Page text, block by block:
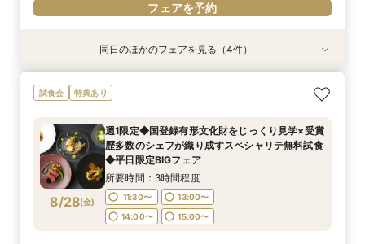
フェアを予約
特典あり
8/24(月
週1限定◆国登録有形文化財をじっくり見学×受賞
歴多数のシェフが織り成すスペシャリテ無料試食
所要時間：3時間程度
11:30〜
13:00〜
14:00〜
15:00〜
フェアを予約
特典あり
8/24(月
【少人数検討の方へ】無料試食付＊少人数婚相談
会【専用個室有】
11:30〜
13:00〜
14:00〜
15:00〜
フェアを予約
特典あり
8/24(月
【初めての見学に】京の景色を一望する！会場見
学×無料試食付きプライベート相談会
11:30〜
13:00〜
14:00〜
15:00〜
フェアを予約
特典あり
8/24(月
【東京開催】関東在住の方必見《フナツル》出張
ご相談会＆お打合せ【式場選び～結婚式の準備・
や新幹線代プレゼントも！
所要時間：3時間程度
14:00〜 16:00〜
フェアを予約
同日のほかのフェアを見る（4件）
試食会 特典あり
8/28(金)
週1限定◆国登録有形文化財をじっくり見学×受賞
歴多数のシェフが織り成すスペシャリテ無料試食
◆平日限定BIGフェア
所要時間：3時間程度
11:30〜
13:00〜
14:00〜
15:00〜